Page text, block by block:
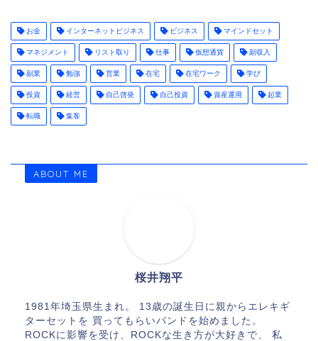
お金 インターネットビジネス ビジネス マインドセット
マネジメント リスト取り 仕事 仮想通貨 副収入
副業 勉強 営業 在宅 在宅ワーク 学び
投資 経営 自己啓発 自己投資 資産運用 起業
転職 集客
ABOUT ME
桜井翔平
1981年埼玉県生まれ。 13歳の誕生日に親からエレキギ
ターセットを 買ってもらいバンドを始めました。
ROCKに影響を受け、ROCKな生き方が大好きで、 私